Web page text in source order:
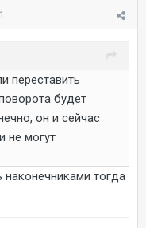
переставить
будет
он и сейчас
не могут
наконечниками тогда